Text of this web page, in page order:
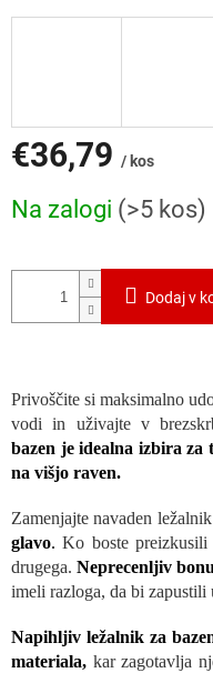
€36,79 / kos
mere:
Na zalogi (>5 kos)
Dodaj v
Privoščite si maksimalno
vodi in uživajte v
bazen je idealna izbira za
na višjo raven.
Zamenjajte navaden
glavo. Ko boste preizkusili
drugega. Neprecenljiv
imeli razloga, da bi zapustili
Napihljiv ležalnik za
materiala, kar zagotavlja